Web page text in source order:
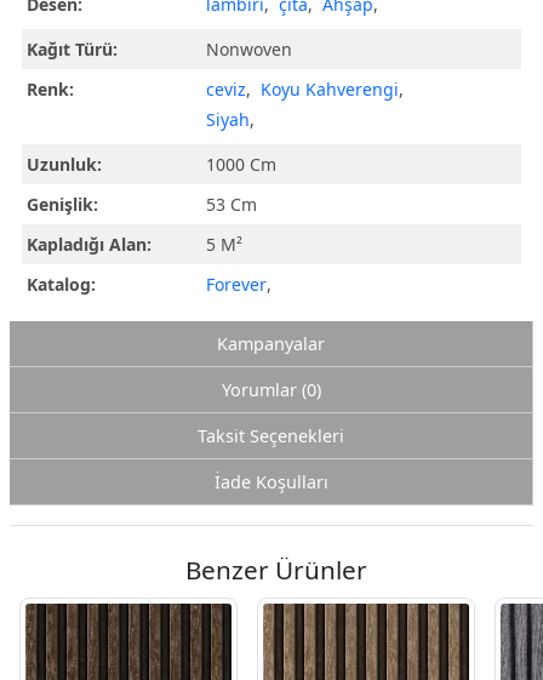
Kağıt Türü:
Nonwoven
Renk:
ceviz, Koyu Kahverengi,
Siyah,
Uzunluk:
1000 Cm
Genişlik:
53 Cm
Kapladığı Alan:
5 M²
Katalog:
Forever,
Kampanyalar
Yorumlar (0)
Taksit Seçenekleri
İade Koşulları
Benzer Ürünler